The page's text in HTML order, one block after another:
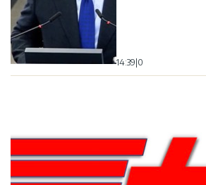
14:39 0